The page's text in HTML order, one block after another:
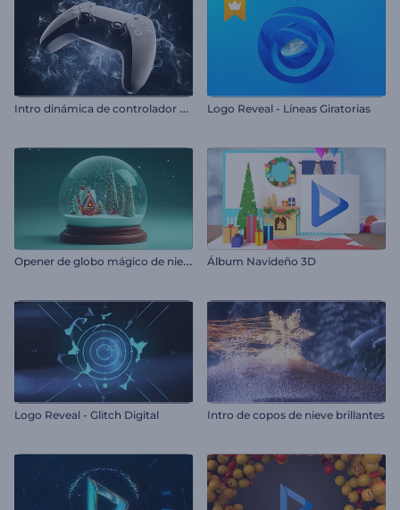
I
ntro dinámica de controlador de videojuegos Logo Reveal - Líneas Giratorias
O
pener de globo mágico de nieve de navidad Álbum Navideño 3D
Logo Reveal - Glitch Digital Intro de copos de nieve brillantes